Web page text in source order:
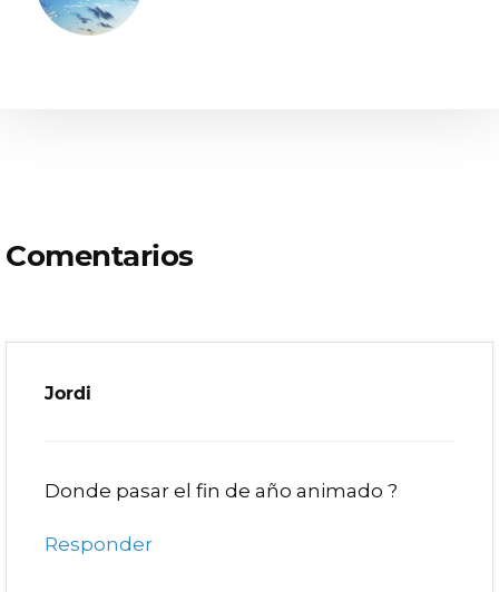
los
lectores
Comentarios
Jordi
Donde pasar el fin de año animado ?
Responder